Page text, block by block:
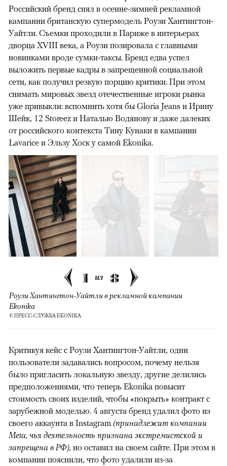
Российский бренд снял в осенне-зимней рекламной
кампании британскую супермодель Роузи Хантингтон-
Уайтли. Cъемки проходили в Париже в интерьерах
дворца XVIII века, а Роузи позировала с главными
новинками вроде сумки-таксы. Бренд едва успел
выложить первые кадры в запрещенной социальной
сети, как получил резкую порцию критики. При этом
снимать мировых звезд отечественные игроки рынка
уже привыкли: вспомнить хотя бы Gloria Jeans и Ирину
Шейк, 12 Storeez и Наталью Водянову и даже далеких
от российского контекста Тину Кунаки в кампании
Lavarice и Эльзу Хоск у самой Ekonika.
1 из 8
Роузи Хантингтон-Уайтли в рекламной кампании
Ekonika
© ПРЕСС-СЛУЖБА EKONIKA
Критикуя кейс с Роузи Хантингтон-Уайтли, одни
пользователи задавались вопросом, почему нельзя
было пригласить локальную звезду, другие делились
предположениями, что теперь Ekonika повысит
стоимость своих изделий, чтобы «покрыть» контракт с
зарубежной моделью. 4 августа бренд удалил фото из
своего аккаунта в Instagram (принадлежит компании
Meta, чья деятельность признана экстремистской и
запрещена в РФ), но оставил на своем сайте. При этом в
компании пояснили, что фото удалили из-за